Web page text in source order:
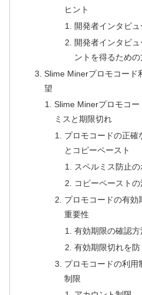
ヒント
開発者インタビ
開発者インタビ
ントを得るため
Slime Minerプロモコード
望
Slime Minerプロモコ
ミスと期限切れ
プロモコードの正確
とコピーペースト
スペルミス防止の
コピーペーストの
プロモコードの有効
重要性
有効期限の確認方
有効期限切れを
プロモコードの利用
制限